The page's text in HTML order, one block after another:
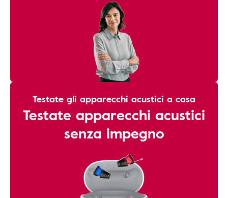
Testate gli apparecchi acustici a casa
Testate apparecchi acustici
senza impegno